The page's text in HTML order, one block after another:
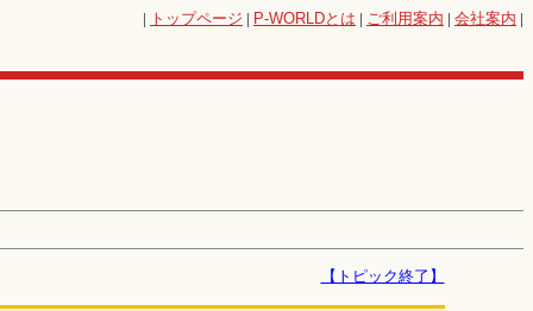
| トップページ | P-WORLDとは | ご利用案内 | 会社案内 |
【トピック終了】